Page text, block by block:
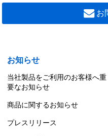
お
お知らせ
当社製品をご利用のお客様へ重
要なお知らせ
商品に関するお知らせ
プレスリリース